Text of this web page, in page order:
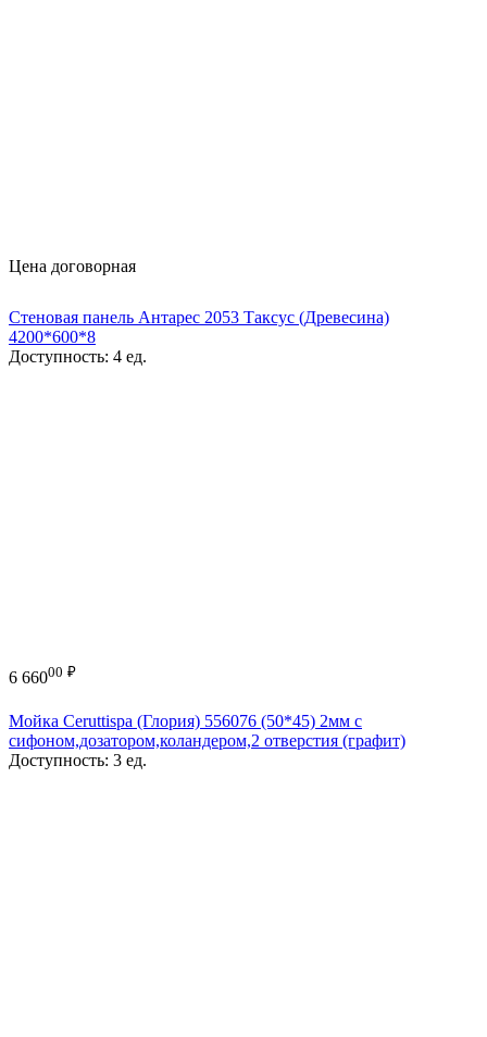
Цена договорная
Стеновая панель Антарес 2053 Таксус (Древесина)
4200*600*8
Доступность: 4 ед.
6 66000 ₽
Мойка Ceruttispa (Глория) 556076 (50*45) 2мм с
сифоном,дозатором,коландером,2 отверстия (графит)
Доступность: 3 ед.